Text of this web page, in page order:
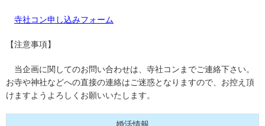
寺社コン申し込みフォーム
【注意事項】
当企画に関してのお問い合わせは、寺社コンまでご連絡下さい。
お寺や神社などへの直接の連絡はご迷惑となりますので、お控え頂
けますようよろしくお願いいたします。